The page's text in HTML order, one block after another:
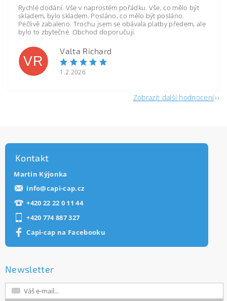
Rychlé dodání. Vše v naprostém pořádku. Vše, co mělo být
skladem, bylo skladem. Posláno, co mělo být posláno.
Pečlivě zabaleno. Trochu jsem se obávala platby předem, ale
bylo to zbytečné. Obchod doporučuji.
VR
Valta Richard
1.2.2026
Zobrazit další hodnocení
Kontakt
Martin Kýjonka
info@capi-cap.cz
+420 22 22 0 11 44
+420 774 887 327
Capi-cap na Facebooku
Newsletter